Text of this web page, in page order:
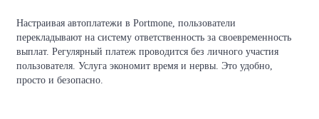
Настраивая автоплатежи в Portmone, пользователи
перекладывают на систему ответственность за своевременность
выплат. Регулярный платеж проводится без личного участия
пользователя. Услуга экономит время и нервы. Это удобно,
просто и безопасно.